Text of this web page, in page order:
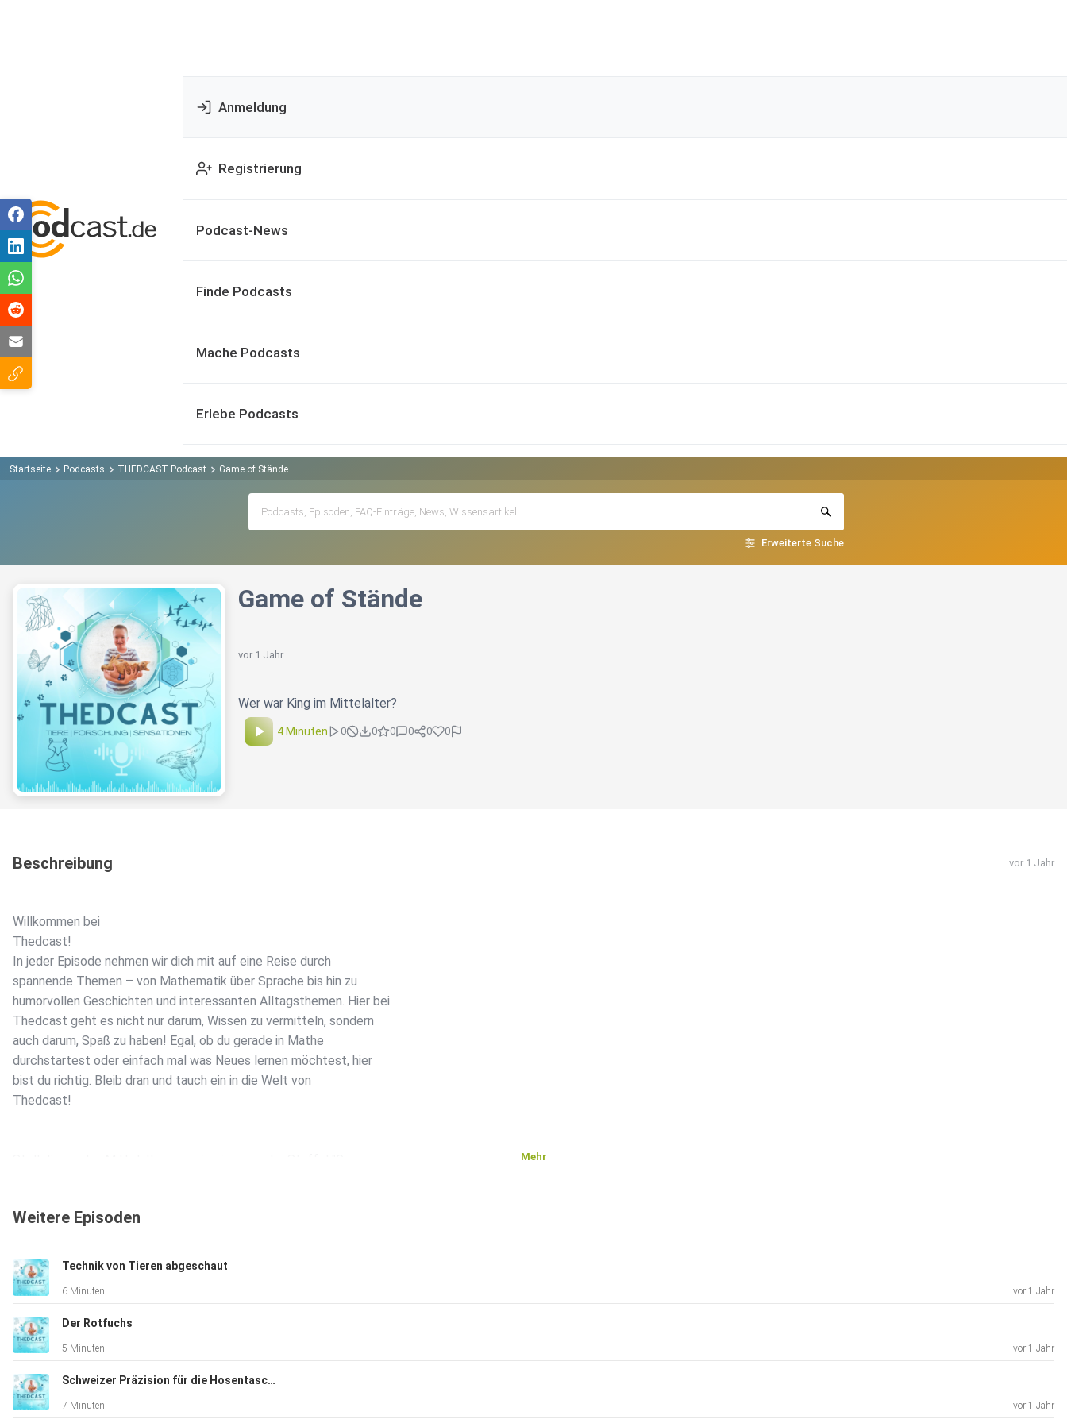
Anmeldung
Registrierung
Podcast-News
Finde Podcasts
Mache Podcasts
Erlebe Podcasts
Startseite Podcasts THEDCAST Podcast Game of Stände
Erweiterte Suche
Game of Stände
vor 1 Jahr
Wer war King im Mittelalter?
4 Minuten 0 0 0 0 0 0
Beschreibung vor 1 Jahr
Willkommen bei
Thedcast!
In jeder Episode nehmen wir dich mit auf eine Reise durch
spannende Themen – von Mathematik über Sprache bis hin zu
humorvollen Geschichten und interessanten Alltagsthemen. Hier bei
Thedcast geht es nicht nur darum, Wissen zu vermitteln, sondern
auch darum, Spaß zu haben! Egal, ob du gerade in Mathe
durchstartest oder einfach mal was Neues lernen möchtest, hier
bist du richtig. Bleib dran und tauch ein in die Welt von
Thedcast!
ihren Vorstellungen bestimmten. Der Klerus hatte den direkten
Draht zu Gott und mischte kräftig in der Politik mit, während der
Adel mit Land, Macht und Partys protzte.
Und die Bauern? Tja, die mussten schuften, Abgaben zahlen und
durften trotzdem nicht mitreden. Ihr Alltag war mehr
Mehr
Weitere Episoden
Technik von Tieren abgeschaut
6 Minuten vor 1 Jahr
Der Rotfuchs
5 Minuten vor 1 Jahr
Schweizer Präzision für die Hosentasche
7 Minuten vor 1 Jahr